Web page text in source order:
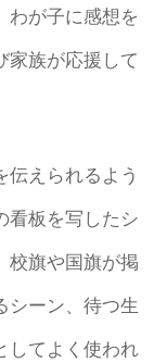
わが子に感想を
家族が応援して
えられるよう
看板を写したシ
校旗や国旗が掲
シーン、待つ生
してよく使われ